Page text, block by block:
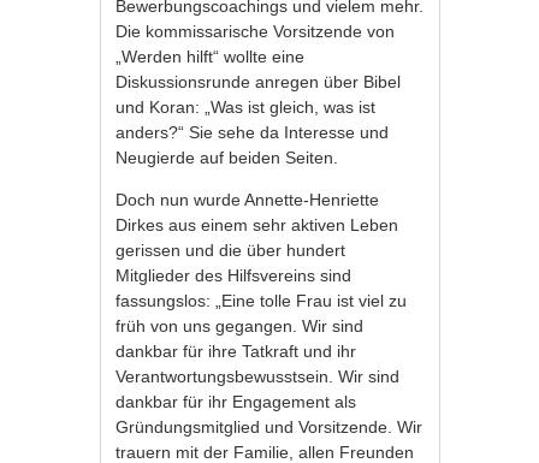
Bewerbungscoachings und vielem mehr.
Die kommissarische Vorsitzende von
„Werden hilft“ wollte eine
Diskussionsrunde anregen über Bibel
und Koran: „Was ist gleich, was ist
anders?“ Sie sehe da Interesse und
Neugierde auf beiden Seiten.
Doch nun wurde Annette-Henriette
Dirkes aus einem sehr aktiven Leben
gerissen und die über hundert
Mitglieder des Hilfsvereins sind
fassungslos: „Eine tolle Frau ist viel zu
früh von uns gegangen. Wir sind
dankbar für ihre Tatkraft und ihr
Verantwortungsbewusstsein. Wir sind
dankbar für ihr Engagement als
Gründungsmitglied und Vorsitzende. Wir
trauern mit der Familie, allen Freunden